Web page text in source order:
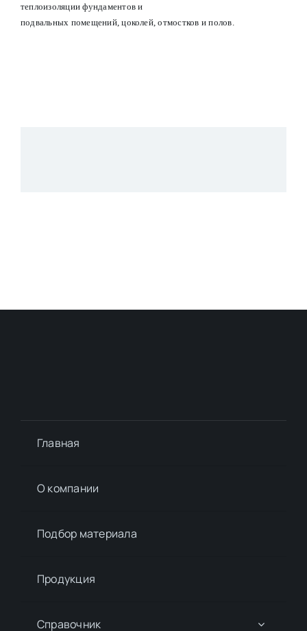
теплоизоляции фундаментов и
подвальных помещений, цоколей, отмостков и полов.
Главная
О компании
Подбор материалa
Продукция
Справочник